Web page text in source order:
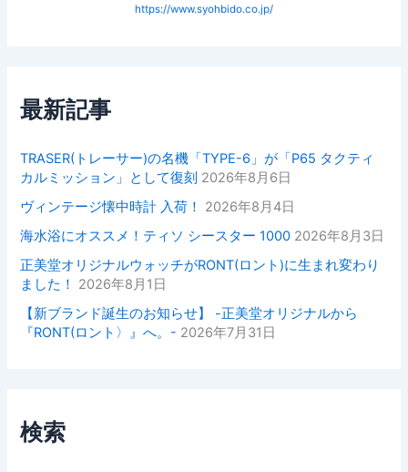
https://www.syohbido.co.jp/
最新記事
TRASER(トレーサー)の名機「TYPE-6」が「P65 タクティ
カルミッション」として復刻 2026年8月6日
ヴィンテージ懐中時計 入荷！
2026年8月4日
海水浴にオススメ！ティソ シースター 1000 2026年8月3日
正美堂オリジナルウォッチがRONT(ロント)に生まれ変わり
ました！
2026年8月1日
【新ブランド誕生のお知らせ】 -正美堂オリジナルから
『RONT(ロント〉』へ。- 2026年7月31日
検索